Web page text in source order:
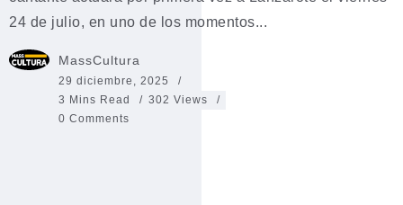
24 de julio, en uno de los momentos...
MassCultura
29 diciembre, 2025
3 Mins Read
302 Views
0 Comments